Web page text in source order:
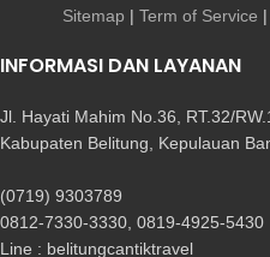
Sitemap | Term of Service |
INFORMASI DAN LAYANAN
Jl. Hayati Mahim No.36, RT.32/
Kabupaten Belitung, Kepulauan
(0719) 9303789
0812-7330-3330, 0819-4925-5430
Line : belitungcantiktravel